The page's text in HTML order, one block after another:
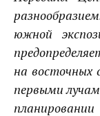
южной
на восточных
первыми